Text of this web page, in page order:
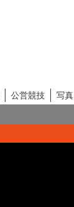
公営競技 写真